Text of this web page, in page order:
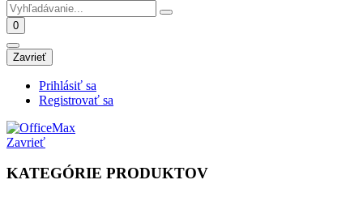
0
Zavrieť
Prihlásiť sa
Registrovať sa
Zavrieť
KATEGÓRIE PRODUKTOV